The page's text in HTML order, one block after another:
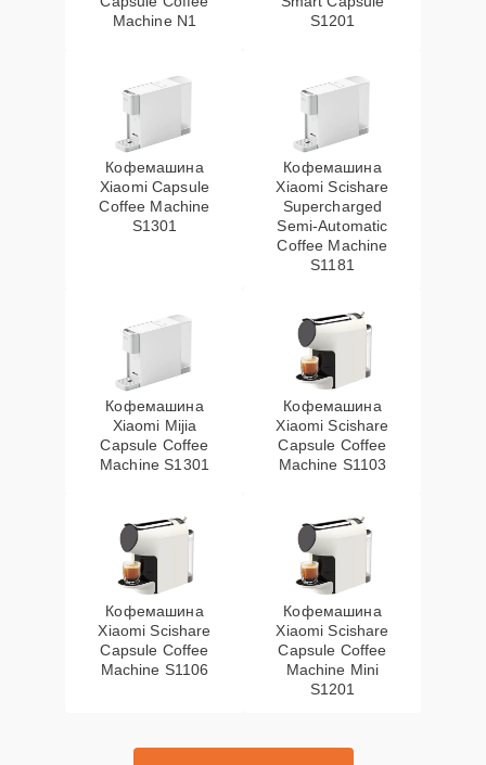
Machine N1
S1201
Кофемашина
Xiaomi Capsule
Coffee Machine
S1301
Кофемашина
Xiaomi Scishare
Supercharged
Semi‑Automatic
Coffee Machine
S1181
Кофемашина
Xiaomi Mijia
Capsule Coffee
Machine S1301
Кофемашина
Xiaomi Scishare
Capsule Coffee
Machine S1103
Кофемашина
Xiaomi Scishare
Capsule Coffee
Machine S1106
Кофемашина
Xiaomi Scishare
Capsule Coffee
Machine Mini
S1201